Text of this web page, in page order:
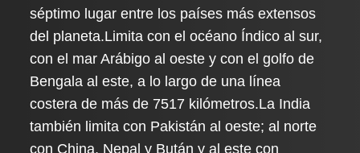
séptimo lugar entre los países más extensos
del planeta.Limita con el océano Índico al sur,
con el mar Arábigo al oeste y con el golfo de
Bengala al este, a lo largo de una línea
costera de más de 7517 kilómetros.La India
también limita con Pakistán al oeste; al norte
con China, Nepal y Bután y al este con